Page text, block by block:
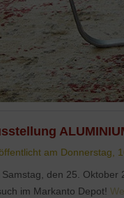
am Donnerstag,
Samstag, den 25. Oktober
im Markanto Depot!